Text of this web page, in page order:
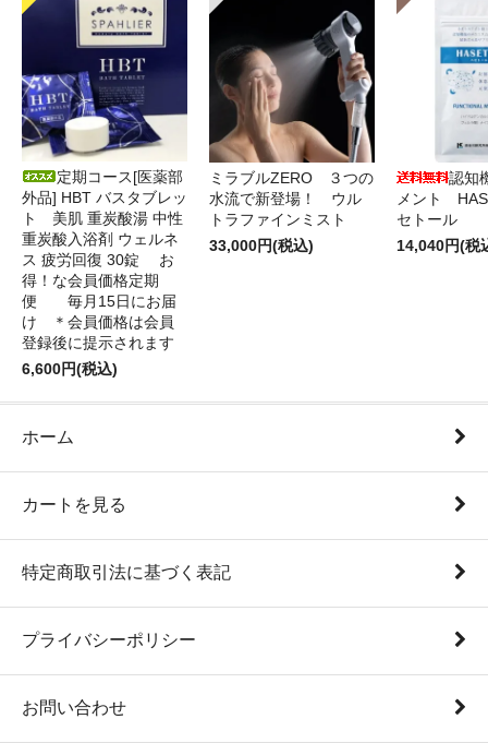
定期コース[医薬部
外品] HBT バスタブレッ
ト 美肌 重炭酸湯 中性
重炭酸入浴剤 ウェルネ
ス 疲労回復 30錠 お
得！な会員価格定期
便 毎月15日にお届
け ＊会員価格は会員
登録後に提示されます
6,600円(税込)
ミラブルZERO ３つの
水流で新登場！ ウル
トラファインミスト
33,000円(税込)
認知
メント
セトール
14,040円(税
ホーム
カートを見る
特定商取引法に基づく表記
プライバシーポリシー
お問い合わせ